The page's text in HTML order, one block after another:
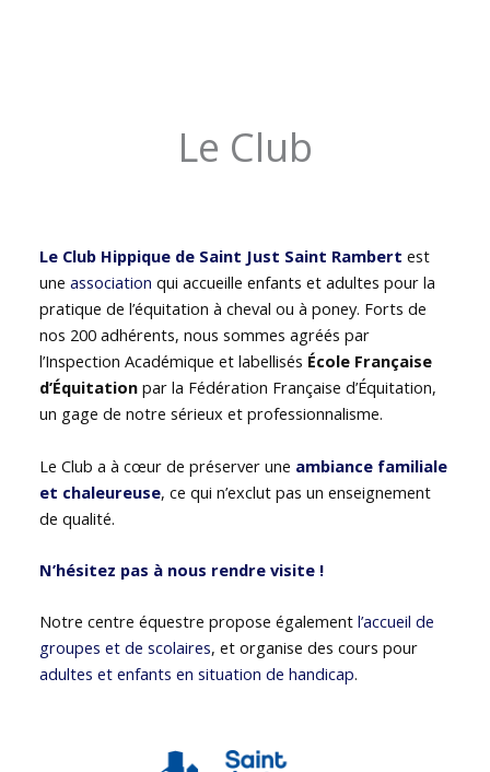
Le Club
Le Club Hippique de Saint Just Saint Rambert est
uneassociation qui accueille enfants et adultes pour la
pratique de l’équitation à cheval ou à poney. Forts de
nos 200 adhérents, nous sommes agréés par
l’Inspection Académique et labellisés École Française
d’Équitation par la Fédération Française d’Équitation,
un gage de notre sérieux et professionnalisme.
Le Club a à cœur de préserver une ambiance familiale
et chaleureuse, ce qui n’exclut pas un enseignement
de qualité.
N’hésitez pas à nous rendre visite !
Notre centre équestre propose égalementl’accueil de
groupes et de scolaires, et organise des cours pour
adultes et enfants en situation de handicap.